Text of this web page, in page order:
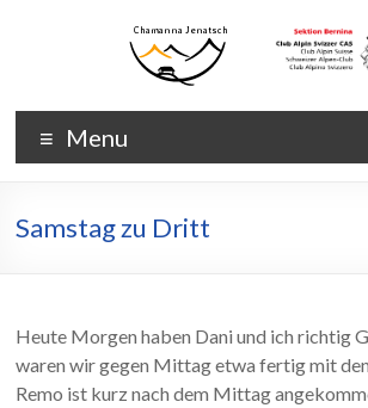
Chamanna
Jenatsch
Chamanna
Jenatsch
CAS
Menu
Samstag zu Dritt
Heute Morgen haben Dani und ich richtig
waren wir gegen Mittag etwa fertig mit
Remo ist kurz nach dem Mittag